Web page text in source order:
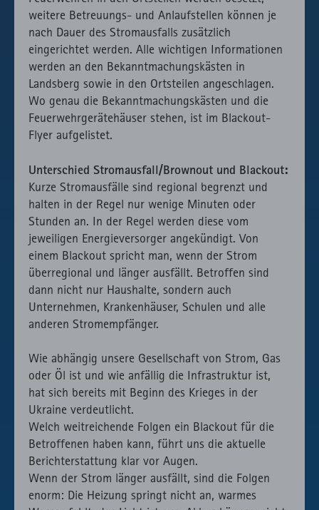
weitere Betreuungs- und Anlaufstellen können je
nach Dauer des Stromausfalls zusätzlich
eingerichtet werden. Alle wichtigen Informationen
werden an den Bekanntmachungskästen in
Landsberg sowie in den Ortsteilen angeschlagen.
Wo genau die Bekanntmachungskästen und die
Feuerwehrgerätehäuser stehen, ist im Blackout-
Flyer aufgelistet.
Unterschied Stromausfall/Brownout und Blackout:
Kurze Stromausfälle sind regional begrenzt und
halten in der Regel nur wenige Minuten oder
Stunden an. In der Regel werden diese vom
jeweiligen Energieversorger angekündigt. Von
einem Blackout spricht man, wenn der Strom
überregional und länger ausfällt. Betroffen sind
dann nicht nur Haushalte, sondern auch
Unternehmen, Krankenhäuser, Schulen und alle
anderen Stromempfänger.
Wie abhängig unsere Gesellschaft von Strom, Gas
oder Öl ist und wie anfällig die Infrastruktur ist,
hat sich bereits mit Beginn des Krieges in der
Ukraine verdeutlicht.
Welch weitreichende Folgen ein Blackout für die
Betroffenen haben kann, führt uns die aktuelle
Berichterstattung klar vor Augen.
Wenn der Strom länger ausfällt, sind die Folgen
enorm: Die Heizung springt nicht an, warmes